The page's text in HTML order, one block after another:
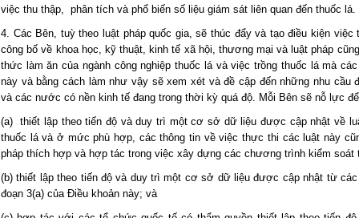
việc thu thập, phân tích và phổ biến số liệu giám sát liên quan đến thuốc lá.
4. Các Bên, tuỳ theo luật pháp quốc gia, sẽ thúc đẩy và tạo điều kiện
công bố về khoa học, kỹ thuật, kinh tế xã hội, thương mại và luật pháp
thức làm ăn của ngành công nghiệp thuốc lá và việc trồng thuốc lá mà
này và bằng cách làm như vậy sẽ xem xét và đề cập đến những nhu cầu
và các nước có nền kinh tế đang trong thời kỳ quá độ. Mỗi Bên sẽ nỗ lực
(a) thiết lập theo tiến độ và duy trì một cơ sở dữ liệu được cập nhật về
thuốc lá và ở mức phù hợp, các thông tin về việc thực thi các luật này
pháp thích hợp và hợp tác trong việc xây dựng các chương trình kiểm soát
(b) thiết lập theo tiến độ và duy trì một cơ sở dữ liệu được cập nhật từ
đoạn 3(a) của Điều khoản này; và